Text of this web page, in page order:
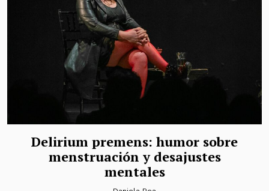
Delirium premens: humor sobre
menstruación y desajustes
mentales